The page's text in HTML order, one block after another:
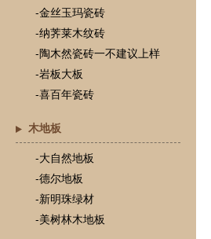
-金丝玉玛瓷砖
-纳荠莱木纹砖
-陶木然瓷砖一不建议上样
-岩板大板
-喜百年瓷砖
木地板
-大自然地板
-德尔地板
-新明珠绿材
-美树林木地板